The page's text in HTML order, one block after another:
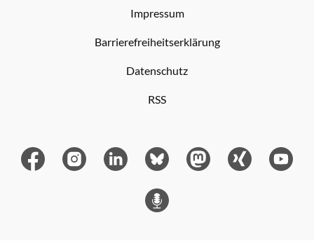
Impressum
Barrierefreiheitserklärung
Datenschutz
RSS